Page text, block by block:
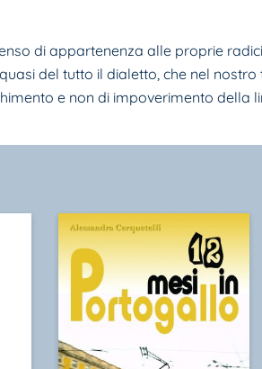
di appartenenza alle proprie
del tutto il dia­letto, che nel
e non di impoverimento della